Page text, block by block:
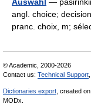
angl. choice;
pranc. choix, m;
© Academic, 2000-2026
Contact us: Technical Support
Dictionaries export , created
MODx.